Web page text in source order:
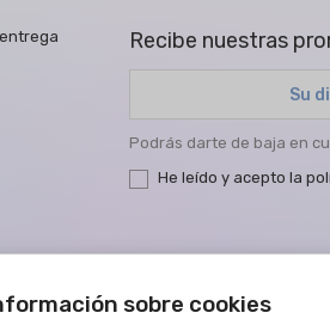
Recibe nuestras
Podrás darte de baja en
He leído y acepto la
sobre cookies